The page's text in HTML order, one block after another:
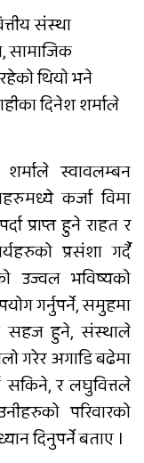
सार्वजनिक
चौथो वार्षिक
गोली लागेर
कल्पनाको
संस्था
सामाजिक
थियो भने
दिनेश शर्माले
स्वावलम्बन
कर्जा विमा
प्राप्त हुने राहत र
प्रसंशा गर्दै
उज्वल भविष्यको
गर्नुपर्ने, समुहमा
सहज हुने, संस्थाले
गरेर अगाडि बढेमा
सकिने, र लघुवित्तले
परिवारको
दिनुपर्ने बताए ।